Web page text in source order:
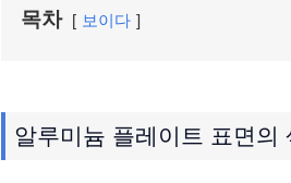
목차 보이다
알루미늄 플레이트 표면의